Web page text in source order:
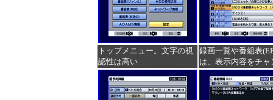
トップメニュー。文字の視
認性は高い
録画一覧や番組表
は、表示内容をチ